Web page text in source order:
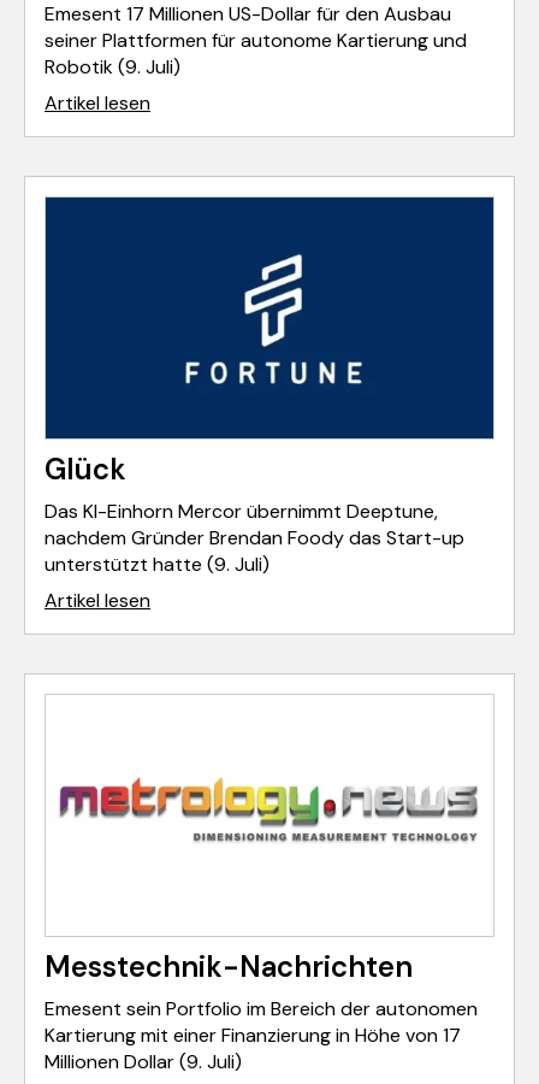
Emesent 17 Millionen US-Dollar für den Ausbau
seiner Plattformen für autonome Kartierung und
Robotik (9. Juli)
Artikel lesen
Glück
Das KI-Einhorn Mercor übernimmt Deeptune,
nachdem Gründer Brendan Foody das Start-up
unterstützt hatte (9. Juli)
Artikel lesen
Messtechnik-Nachrichten
Emesent sein Portfolio im Bereich der autonomen
Kartierung mit einer Finanzierung in Höhe von 17
Millionen Dollar (9. Juli)